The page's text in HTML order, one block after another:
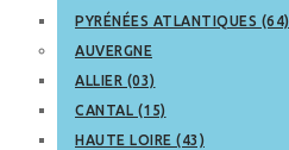
PYRÉNÉES ATLANTIQUES (64)
AUVERGNE
ALLIER (03)
CANTAL (15)
HAUTE LOIRE (43)